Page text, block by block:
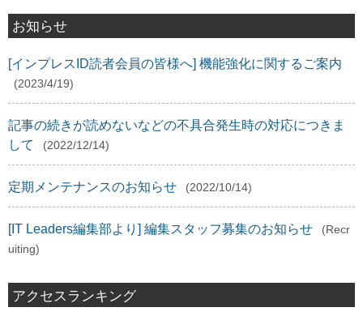
お知らせ
[インプレスID読者会員の皆様へ] 機能強化に関するご案内
(2023/4/19)
記事の続きが読めないなどの不具合発生時の対応につきま
して
(2022/12/14)
定期メンテナンスのお知らせ (2022/10/14)
[IT Leaders編集部より] 編集スタッフ募集のお知らせ
(Recr
uiting)
アクセスランキング